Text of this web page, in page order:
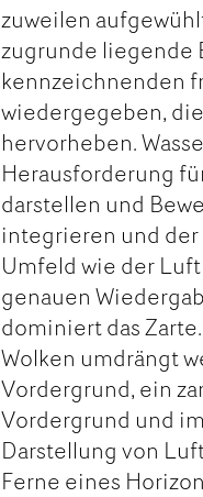
zuweilen
zugrunde liegende
kennzeichnenden
wiedergegeben,
hervorheben.
Herausforderung
darstellen und
integrieren und
Umfeld wie der
genauen
dominiert das
Wolken umdrängt
Vordergrund, ein
Vordergrund und
Darstellung von
Ferne eines